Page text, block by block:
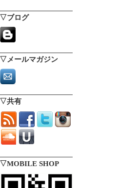
▽ブログ
▽メールマガジン
▽共有
▽MOBILE SHOP